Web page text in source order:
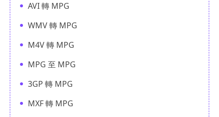
AVI 轉 MPG
WMV 轉 MPG
M4V 轉 MPG
MPG 至 MPG
3GP 轉 MPG
MXF 轉 MPG